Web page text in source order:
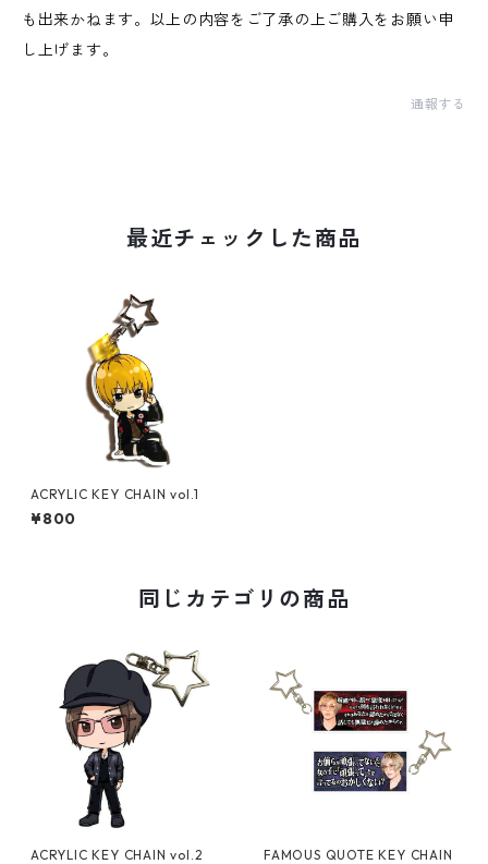
も出来かねます。以上の内容をご了承の上ご購入をお願い申
し上げます。
通報する
最近チェックした商品
ACRYLIC KEY CHAIN vol.1
¥800
同じカテゴリの商品
ACRYLIC KEY CHAIN vol.2 FAMOUS QUOTE KEY CHAIN